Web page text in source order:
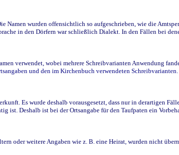
wurden offensichtlich so aufgeschrieben, wie die
in den Dörfern war schließlich Dialekt. In den Fällen bei
verwendet, wobei mehrere Schreibvarianten Anwendung
und den im Kirchenbuch verwendeten Schreibvarianten.
Es wurde deshalb vorausgesetzt, dass nur in derartigen
ist. Deshalb ist bei der Ortsangabe für den Taufpaten ein
oder weitere Angaben wie z. B. eine Heirat, wurden nicht